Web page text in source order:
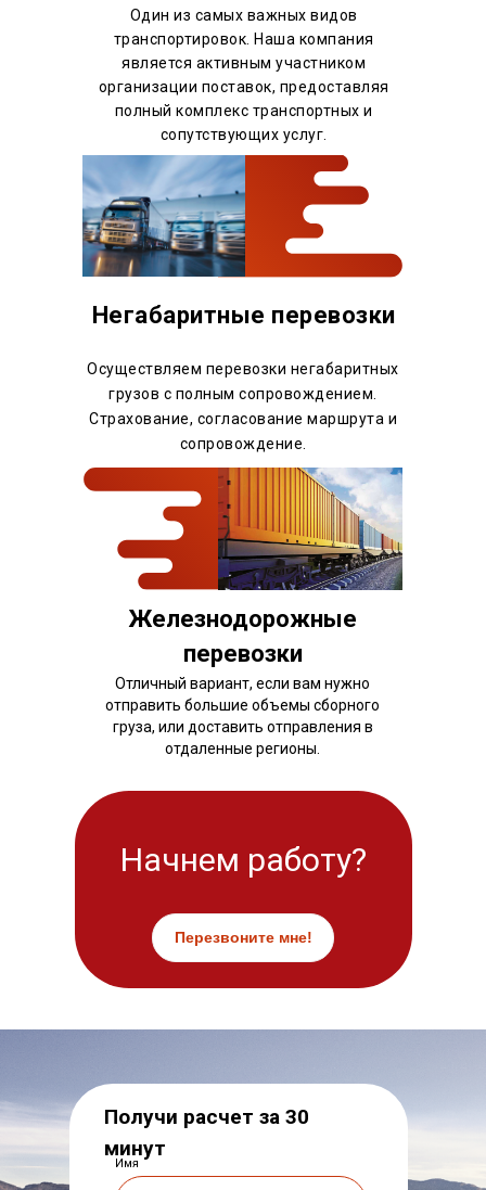
Один из самых важных видов
транспортировок. Наша компания
является активным участником
организации поставок, предоставляя
полный комплекс транспортных и
сопутствующих услуг.
Негабаритные перевозки
Осуществляем перевозки негабаритных
грузов с полным сопровождением.
Страхование, согласование маршрута и
сопровождение.
Железнодорожные
перевозки
Отличный вариант, если вам нужно
отправить большие объемы сборного
груза, или доставить отправления в
отдаленные регионы.
Начнем работу?
Перезвоните мне!
Имя
Получи расчет за 30
минут